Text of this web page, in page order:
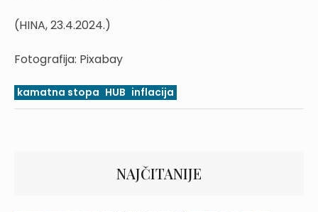
(HINA, 23.4.2024.)
Fotografija: Pixabay
kamatna stopa HUB inflacija
NAJČITANIJE